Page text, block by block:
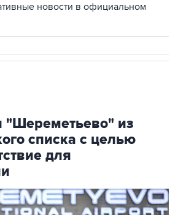
новости в официальном
"Шереметьево" из
списка с целью
для